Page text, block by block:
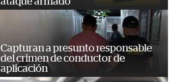
Capturan a presunto responsable
del crimen de conductor de
aplicación